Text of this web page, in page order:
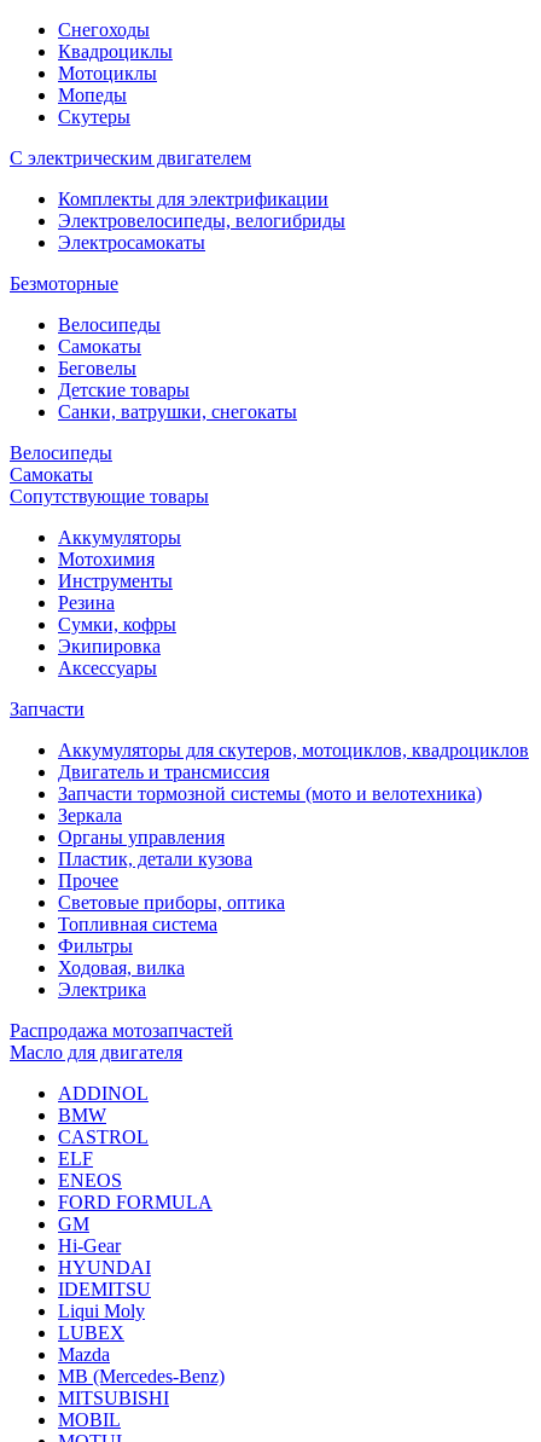
Снегоходы
Квадроциклы
Мотоциклы
Мопеды
Скутеры
С электрическим двигателем
Комплекты для электрификации
Электровелосипеды, велогибриды
Электросамокаты
Безмоторные
Велосипеды
Самокаты
Беговелы
Детские товары
Санки, ватрушки, снегокаты
Велосипеды
Самокаты
Сопутствующие товары
Аккумуляторы
Мотохимия
Инструменты
Резина
Сумки, кофры
Экипировка
Аксессуары
Запчасти
Аккумуляторы для скутеров, мотоциклов, квадроциклов
Двигатель и трансмиссия
Запчасти тормозной системы (мото и велотехника)
Зеркала
Органы управления
Пластик, детали кузова
Прочее
Световые приборы, оптика
Топливная система
Фильтры
Ходовая, вилка
Электрика
Распродажа мотозапчастей
Масло для двигателя
ADDINOL
BMW
CASTROL
ELF
ENEOS
FORD FORMULA
GM
Hi-Gear
HYUNDAI
IDEMITSU
Liqui Moly
LUBEX
Mazda
MB (Mercedes-Вenz)
MITSUBISHI
MOBIL